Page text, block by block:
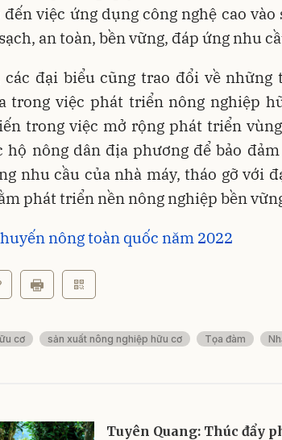
đến việc ứng dụng công nghệ cao
an toàn, bền vững, đáp ứng nhu
đại biểu cũng trao đổi về những
trong việc phát triển nông nghiệp
trong việc mở rộng phát triển
hộ nông dân địa phương để bảo
nhu cầu của nhà máy, tháo gỡ với
phát triển nền nông nghiệp bền
nông toàn quốc năm 2022
cơ sản xuất nông nghiệp hữu cơ Tọa đàm
Tuyên Quang: Thúc đẩy